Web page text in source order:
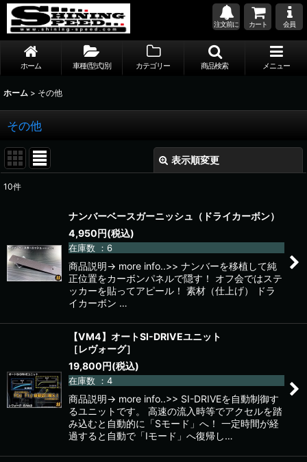
注文前に カート 会員
ホーム 車種(型式)別 カテゴリー 商品検索 メニュー
ホーム > その他
その他
表示順変更
絞り込む
10件
ナンバーベースガーニッシュ（ドライカーボン）
4,950円(税込)
在庫数 ：6
商品説明→ more info..>> ナンバーを移植して純
正位置をカーボンパネルで隠す！ オフ会ではステ
ッカーを貼ってアピール！ 素材（仕上げ） ドラ
イカーボン …
【VM4】オートSI-DRIVEユニット
［レヴォーグ］
19,800円(税込)
在庫数 ：4
商品説明→ more info..>> SI-DRIVEを自動制御す
るユニットです。 高速の流入時等でアクセルを踏
み込むと自動的に「Sモード」へ！ 一定時間が経
過すると自動で「Iモード」へ復帰し…